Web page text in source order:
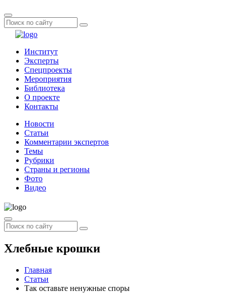
Институт
Эксперты
Спецпроекты
Мероприятия
Библиотека
О проекте
Контакты
Новости
Статьи
Комментарии экспертов
Темы
Рубрики
Страны и регионы
Фото
Видео
Хлебные крошки
Главная
Статьи
Так оставьте ненужные споры